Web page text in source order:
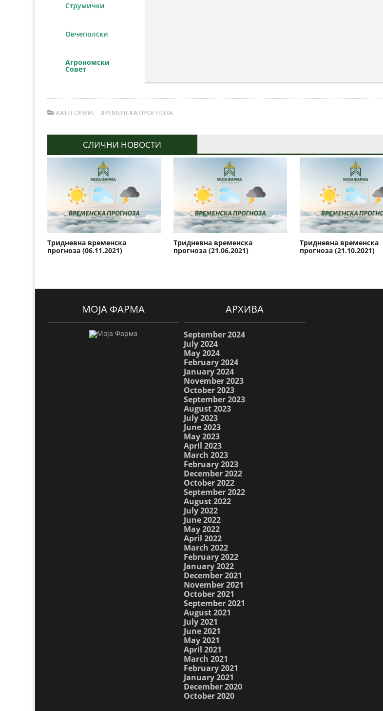
Струмички
Овчеполски
Агрономски
Совет
КАТЕГОРИИ: ВРЕМЕНСКА ПРОГНОЗА
СЛИЧНИ НОВОСТИ
Тридневна временска
прогноза (06.11.2021)
Тридневна временска
прогноза (21.06.2021)
Тридневна временска
прогноза (21.10.2021)
МОЈА ФАРМА АРХИВА
September 2024
July 2024
May 2024
February 2024
January 2024
November 2023
October 2023
September 2023
August 2023
July 2023
June 2023
May 2023
April 2023
March 2023
February 2023
December 2022
October 2022
September 2022
August 2022
July 2022
June 2022
May 2022
April 2022
March 2022
February 2022
January 2022
December 2021
November 2021
October 2021
September 2021
August 2021
July 2021
June 2021
May 2021
April 2021
March 2021
February 2021
January 2021
December 2020
October 2020